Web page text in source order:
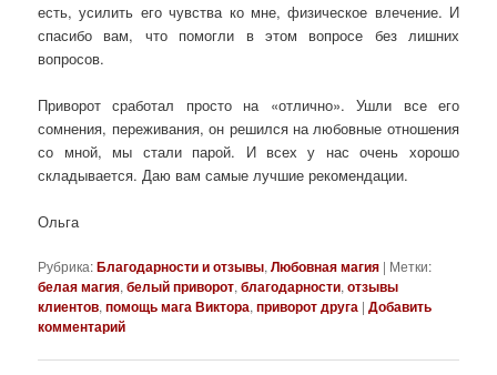
есть, усилить его чувства ко мне, физическое влечение. И
спасибо вам, что помогли в этом вопросе без лишних
вопросов.
Приворот сработал просто на «отлично». Ушли все его
сомнения, переживания, он решился на любовные отношения
со мной, мы стали парой. И всех у нас очень хорошо
складывается. Даю вам самые лучшие рекомендации.
Ольга
Рубрика:Благодарности и отзывы,Любовная магия | Метки:
белая магия,белый приворот,благодарности,отзывы
клиентов,помощь мага Виктора,приворот друга |Добавить
комментарий